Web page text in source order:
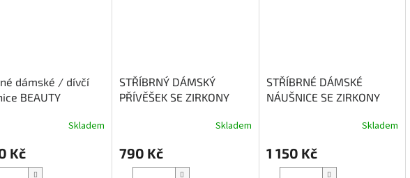
dámské / dívčí
BEAUTY
Skladem
Kč
STŘÍBRNÝ DÁMSKÝ
PŘÍVĚŠEK SE ZIRKONY
Skladem
790 Kč
STŘÍBRNÉ DÁMSKÉ
NÁUŠNICE SE ZIRKONY
Skladem
1 150 Kč